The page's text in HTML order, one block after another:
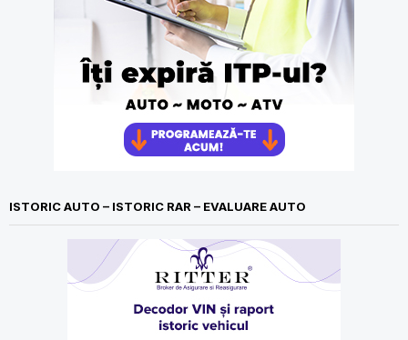
ISTORIC AUTO – ISTORIC RAR – EVALUARE AUTO